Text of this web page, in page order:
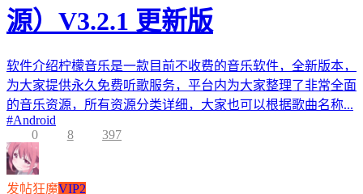
源）V3.2.1 更新版
软件介绍柠檬音乐是一款目前不收费的音乐软件，全新版本，
为大家提供永久免费听歌服务，平台内为大家整理了非常全面
的音乐资源，所有资源分类详细，大家也可以根据歌曲名称...
#Android
0
8 397
发帖狂魔VIP2